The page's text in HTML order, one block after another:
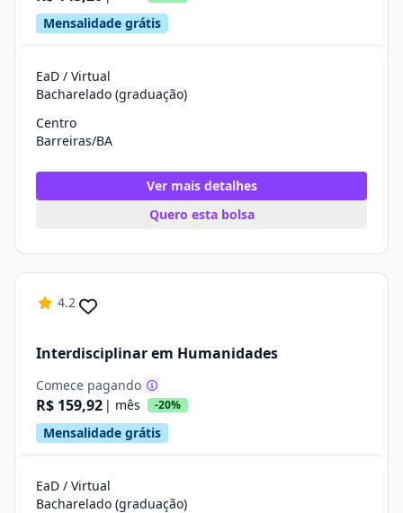
Mensalidade grátis
EaD / Virtual
Bacharelado (graduação)
Centro
Barreiras/BA
Ver mais detalhes
Quero esta bolsa
4.2
Interdisciplinar em Humanidades
Comece pagando
R$ 159,92 | mês -20%
Mensalidade grátis
EaD / Virtual
Bacharelado (graduação)